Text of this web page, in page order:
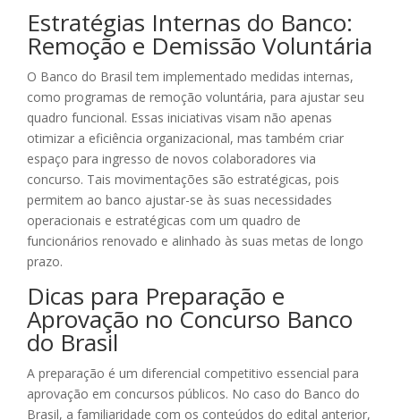
Estratégias Internas do Banco:
Remoção e Demissão Voluntária
O Banco do Brasil tem implementado medidas internas,
como programas de remoção voluntária, para ajustar seu
quadro funcional. Essas iniciativas visam não apenas
otimizar a eficiência organizacional, mas também criar
espaço para ingresso de novos colaboradores via
concurso. Tais movimentações são estratégicas, pois
permitem ao banco ajustar-se às suas necessidades
operacionais e estratégicas com um quadro de
funcionários renovado e alinhado às suas metas de longo
prazo.
Dicas para Preparação e
Aprovação no Concurso Banco
do Brasil
A preparação é um diferencial competitivo essencial para
aprovação em concursos públicos. No caso do Banco do
Brasil, a familiaridade com os conteúdos do edital anterior,